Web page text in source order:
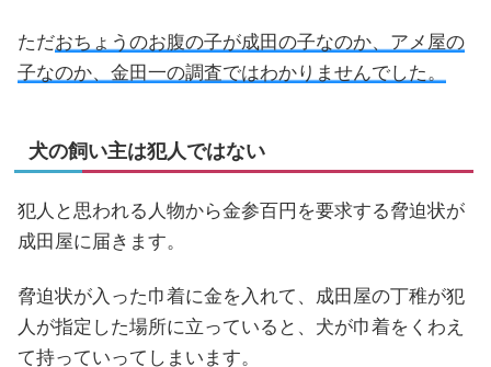
ただおちょうのお腹の子が成田の子なのか、アメ屋の
子なのか、金田一の調査ではわかりませんでした。
犬の飼い主は犯人ではない
犯人と思われる人物から金参百円を要求する脅迫状が
成田屋に届きます。
脅迫状が入った巾着に金を入れて、成田屋の丁稚が犯
人が指定した場所に立っていると、犬が巾着をくわえ
て持っていってしまいます。